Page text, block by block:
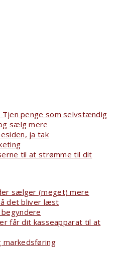
Tjen penge som selvstændig
sælg mere
ja tak
til at strømme til dit
sælger (meget) mere
det bliver læst
begyndere
får dit kasseapparat til at
markedsføring